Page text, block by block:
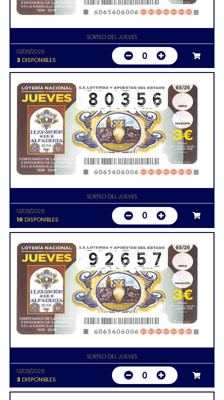
SORTEO DEL JUEVES
13/08/2026
3 DISPONIBLES 0
SORTEO DEL JUEVES
13/08/2026
10 DISPONIBLES 0
SORTEO DEL JUEVES
13/08/2026
3 DISPONIBLES 0